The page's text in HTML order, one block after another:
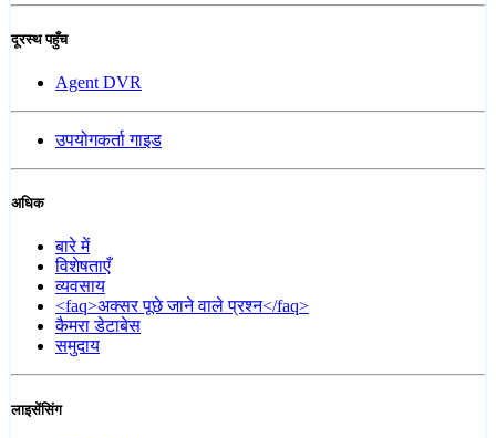
दूरस्थ पहुँच
Agent DVR
उपयोगकर्ता गाइड
अधिक
बारे में
विशेषताएँ
व्यवसाय
<faq>अक्सर पूछे जाने वाले प्रश्न</faq>
कैमरा डेटाबेस
समुदाय
लाइसेंसिंग